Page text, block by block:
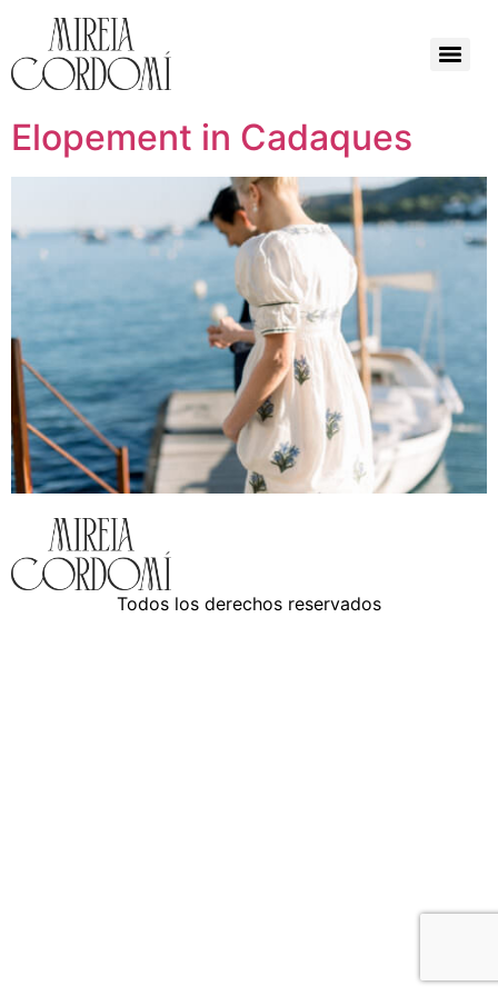
Elopement in Cadaques
Todos los derechos reservados